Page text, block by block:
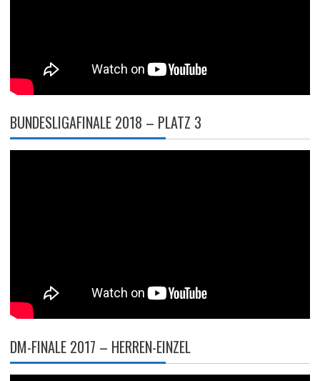
BUNDESLIGAFINALE 2018 – PLATZ 3
DM-FINALE 2017 – HERREN-EINZEL